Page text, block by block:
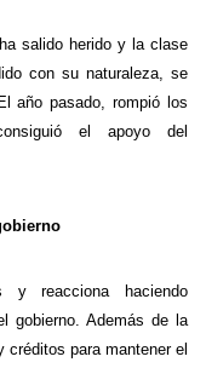
salido herido y la clase
con su naturaleza, se
año pasado, rompió los
el apoyo del
y reacciona haciendo
gobierno. Además de la
para mantener el